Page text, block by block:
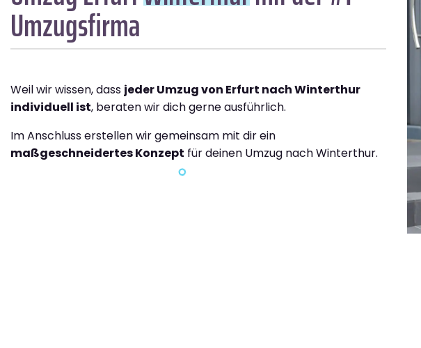
Umzugsfirma
Weil wir wissen, dass jeder Umzug von Erfurt nach Winterthur
individuell ist, beraten wir dich gerne ausführlich.
Im Anschluss erstellen wir gemeinsam mit dir ein
maßgeschneidertes Konzept für deinen Umzug nach Winterthur.